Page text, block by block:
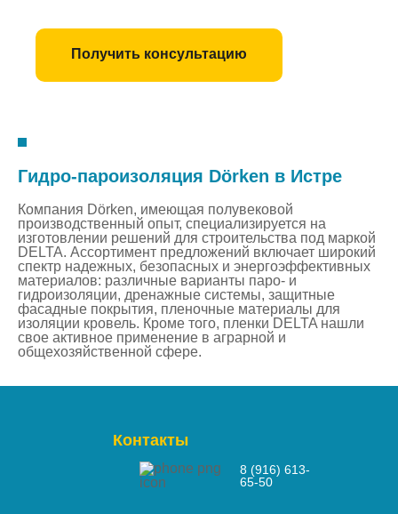
Получить консультацию
Гидро-пароизоляция Dörken в Истре
Компания Dörken, имеющая полувековой
производственный опыт, специализируется на
изготовлении решений для строительства под маркой
DELTA. Ассортимент предложений включает широкий
спектр надежных, безопасных и энергоэффективных
материалов: различные варианты паро- и
гидроизоляции, дренажные системы, защитные
фасадные покрытия, пленочные материалы для
изоляции кровель. Кроме того, пленки DELTA нашли
свое активное применение в аграрной и
общехозяйственной сфере.
Контакты
8 (916) 613-
65-50